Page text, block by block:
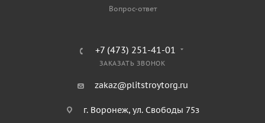
Вопрос-ответ
+7 (473) 251-41-01
ЗАКАЗАТЬ ЗВОНОК
zakaz@plitstroytorg.ru
г. Воронеж, ул. Свободы 75з